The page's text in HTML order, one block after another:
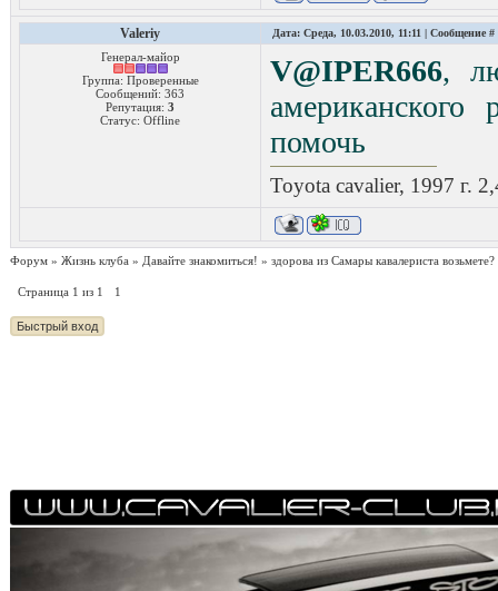
Valeriy Дата: Среда, 10.03.2010, 11:11 | Сообщение #
Генерал-майор
Группа: Проверенные
Сообщений: 363
Репутация: 3
Статус: Offline
V@IPER666,
помочь
Toyota cavalier, 1997 г.
Форум » Жизнь клуба » Давайте знакомиться! » здорова из Самары кавалериста возьмете?
Страница 1 из 1 1